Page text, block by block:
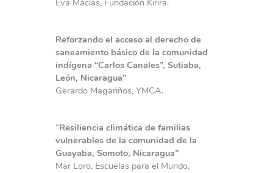
Eva Macías, Fundación Kirira.
Reforzando el acceso al derecho de
saneamiento básico de la comunidad
indígena “Carlos Canales”, Sutiaba,
León, Nicaragua”
Gerardo Magariños, YMCA.
“Resiliencia climática de familias
vulnerables de la comunidad de la
Guayaba, Somoto, Nicaragua”
Mar Loro, Escuelas para el Mundo.